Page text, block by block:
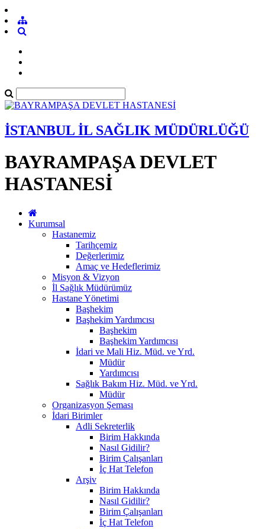
İSTANBUL İL SAĞLIK MÜDÜRLÜĞÜ
BAYRAMPAŞA DEVLET
HASTANESİ
Kurumsal
Hastanemiz
Tarihçemiz
Değerlerimiz
Amaç ve Hedeflerimiz
Misyon & Vizyon
İl Sağlık Müdürümüz
Hastane Yönetimi
Başhekim
Başhekim Yardımcısı
Başhekim
Başhekim Yardımcısı
İdari ve Mali Hiz. Müd. ve Yrd.
Müdür
Yardımcısı
Sağlık Bakım Hiz. Müd. ve Yrd.
Müdür
Organizasyon Şeması
İdari Birimler
Adli Sekreterlik
Birim Hakkında
Nasıl Gidilir?
Birim Çalışanları
İç Hat Telefon
Arşiv
Birim Hakkında
Nasıl Gidilir?
Birim Çalışanları
İç Hat Telefon